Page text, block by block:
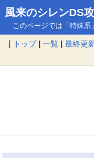
風来のシレンDS
このページでは「特殊系
[ トップ| 一覧 | 最終更